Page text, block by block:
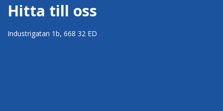
Hitta till oss
Industrigatan 1b, 668 32 ED